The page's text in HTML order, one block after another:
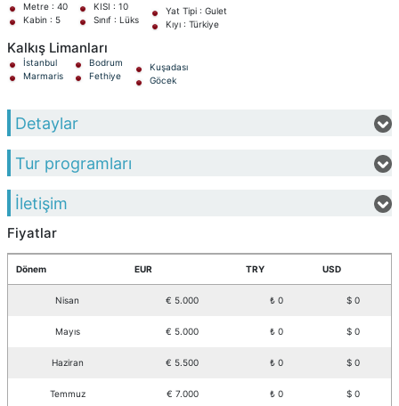
Metre : 40
Kabin : 5
KISI : 10
Sınıf : Lüks
Yat Tipi : Gulet
Kıyı : Türkiye
Kalkış Limanları
İstanbul
Marmaris
Bodrum
Fethiye
Kuşadası
Göcek
Detaylar
Tur programları
İletişim
Fiyatlar
Dönem EUR TRY USD
Nisan € 5.000 ₺ 0 $ 0
Mayıs € 5.000 ₺ 0 $ 0
Haziran € 5.500 ₺ 0 $ 0
Temmuz € 7.000 ₺ 0 $ 0